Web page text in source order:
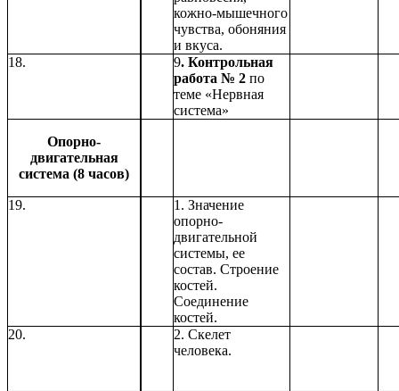
кожно-мышечного
чувства, обоняния
и вкуса.
18.
9. Контрольная
работа № 2 по
теме «Нервная
система»
Опорно-
двигательная
система (8 часов)
19.
1. Значение
опорно-
двигательной
системы, ее
состав. Строение
костей.
Соединение
костей.
20.
2. Скелет
человека.